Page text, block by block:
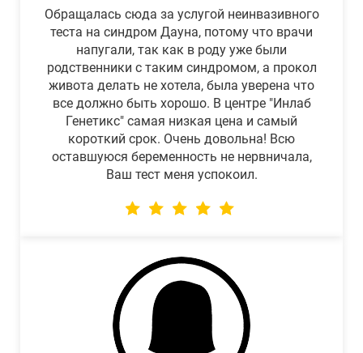
Обращалась сюда за услугой неинвазивного
теста на синдром Дауна, потому что врачи
напугали, так как в роду уже были
родственники с таким синдромом, а прокол
живота делать не хотела, была уверена что
все должно быть хорошо. В центре "Инлаб
Генетикс" самая низкая цена и самый
короткий срок. Очень довольна! Всю
оставшуюся беременность не нервничала,
Ваш тест меня успокоил.